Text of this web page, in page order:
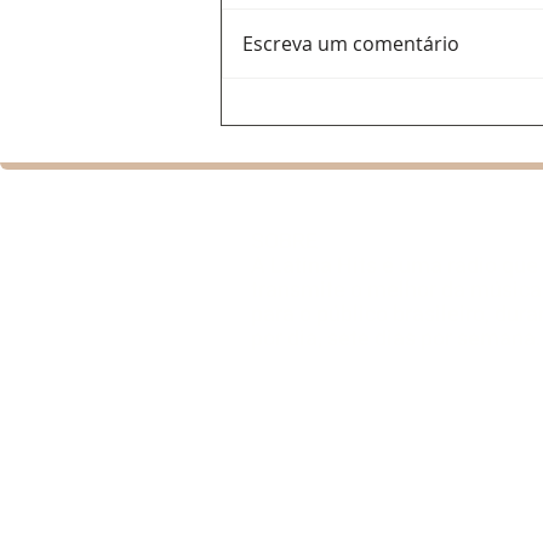
renovar o vallenato e
Escreva um comentário